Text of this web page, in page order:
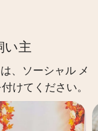
い主
、ソーシャル メ
けてください。